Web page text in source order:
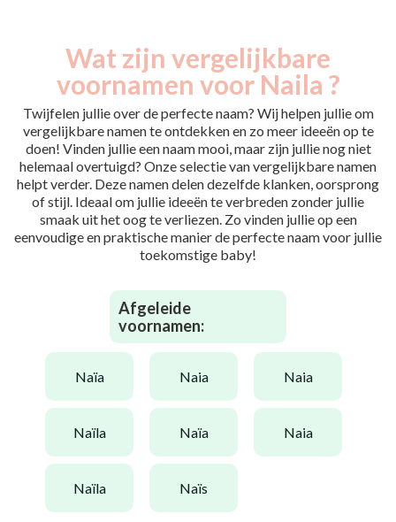
Wat zijn vergelijkbare
voornamen voor Naila ?
Twijfelen jullie over de perfecte naam? Wij helpen jullie om
vergelijkbare namen te ontdekken en zo meer ideeën op te
doen! Vinden jullie een naam mooi, maar zijn jullie nog niet
helemaal overtuigd? Onze selectie van vergelijkbare namen
helpt verder. Deze namen delen dezelfde klanken, oorsprong
of stijl. Ideaal om jullie ideeën te verbreden zonder jullie
smaak uit het oog te verliezen. Zo vinden jullie op een
eenvoudige en praktische manier de perfecte naam voor jullie
toekomstige baby!
Afgeleide
voornamen:
naïa naia naia
naïla naïa naia
naïla naïs